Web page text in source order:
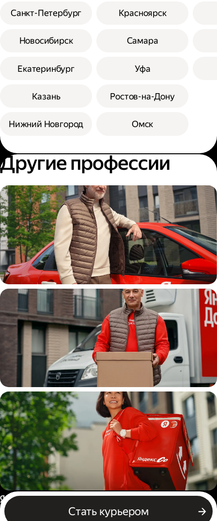
Санкт-Петербург
Новосибирск
Екатеринбург
Казань
Нижний Новгород
Красноярск
Самара
Уфа
Ростов-на-Дону
Омск
Другие профессии
Автокурьер
Водитель
грузовой машины
Пеший курьер
Стать курьером
Россия